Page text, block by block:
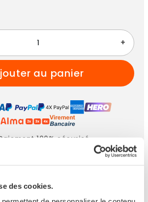
des cookies.
+
ajouter au panier
100% sécurisé
pour une livraison
à Domicile